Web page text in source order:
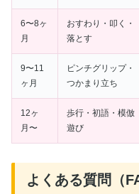
6〜8ヶ
月
おすわり・叩く・
落とす
9〜11
ヶ月
ピンチグリップ・
つかまり立ち
12ヶ
月〜
歩行・初語・模倣
遊び
よくある質問（